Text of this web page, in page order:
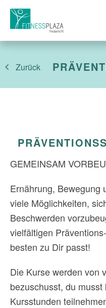
Zurück
GEMEINSAM
Ernährung, Bewegung
viele Möglichkeiten,
Beschwerden
vielfältigen
besten zu Dir passt!
Die Kurse werden von
bezuschusst, du
Kursstunden